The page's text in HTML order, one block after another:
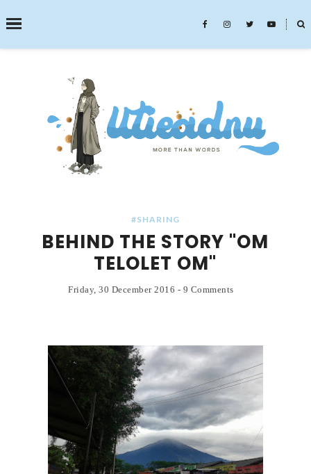
˟
SEARCH THIS BLOG
#SHARING
BEHIND THE STORY "OM
TELOLET OM"
Friday, 30 December 2016 - 9 Comments